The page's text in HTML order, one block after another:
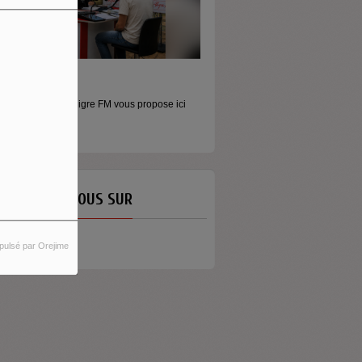
par Orejime
baladeurs Aligre FM vous propose ici
NOUS SUR